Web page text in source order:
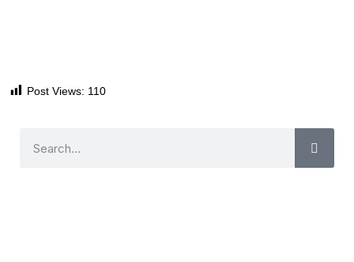
Post Views: 110